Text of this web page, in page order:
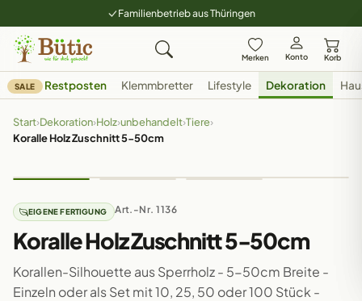
Familienbetrieb aus Thüringen
Merken Konto Korb
SALE Restposten Klemmbretter Lifestyle Dekoration
Start›Dekoration›Holz›unbehandelt›Tiere›
Koralle Holz Zuschnitt 5-50cm
EIGENE FERTIGUNG Art.-Nr. 1136
Koralle Holz Zuschnitt 5-50cm
Korallen-Silhouette aus Sperrholz - 5-50cm Breite -
Einzeln oder als Set mit 10, 25, 50 oder 100 Stück -